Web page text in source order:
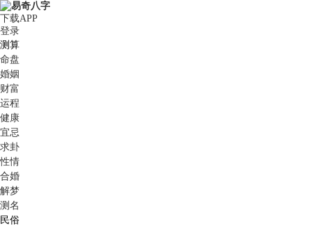
下载APP
登录
测算
命盘
婚姻
财富
运程
健康
宜忌
求卦
性情
合婚
解梦
测名
民俗